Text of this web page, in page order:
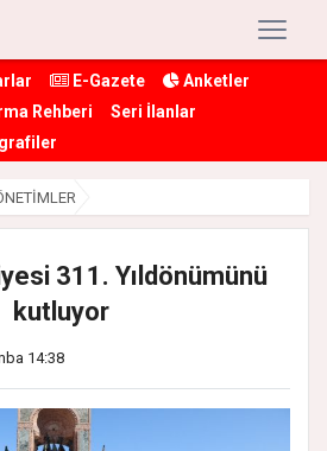
E-Gazete
Anketler
Rehberi
Seri İlanlar
311. Yıldönümünü
kutluyor
14:38